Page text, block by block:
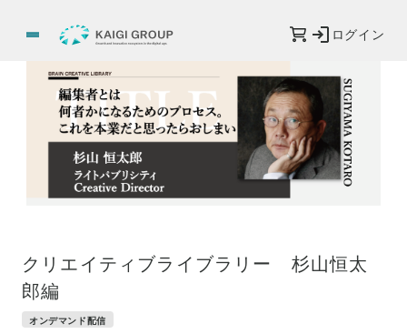
ログイン
クリエイティブライブラリー 杉山恒太
郎編
オンデマンド配信